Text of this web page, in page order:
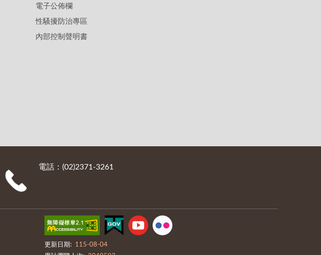
電子公佈欄
性騷擾防治專區
內部控制聲明書
電話：(02)2371-3261
更新日期:
115-08-04